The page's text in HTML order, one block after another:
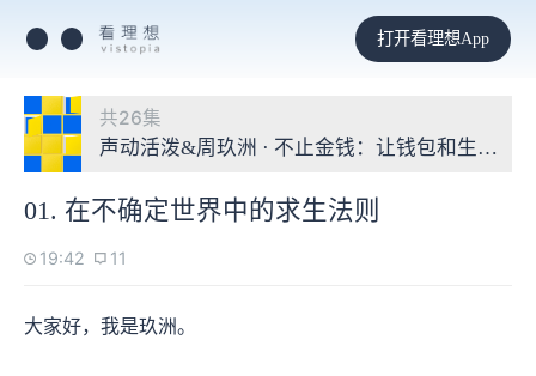
打开看理想App
共26集
声动活泼&周玖洲 · 不止金钱：让钱包和生活都
01. 在不确定世界中的求生法则
19:42 11
大家好，我是玖洲。